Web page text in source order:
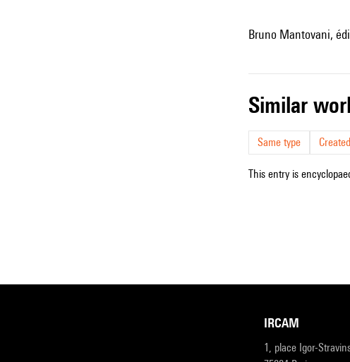
Bruno Mantovani,
similar
Same type
This entry is
IRCAM
1, place Igor-